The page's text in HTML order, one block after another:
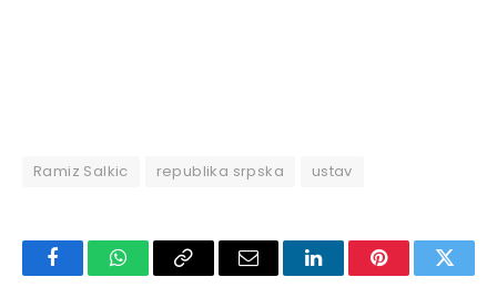
Ramiz Salkic republika srpska ustav
FacebookWhatsAppCopy
Email LinkedInPinterest